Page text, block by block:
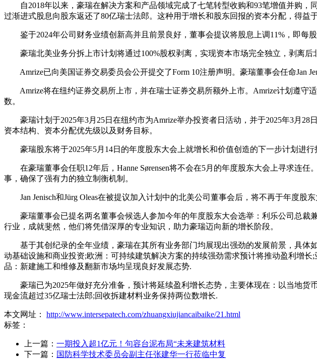
自2018年以来，豪瑞在解决方案和产品领域完成了七笔转型收购和93笔增值并购，
过渐进式股息向股东返还了80亿瑞士法郎。这种用于增长和股东回报的资本分配，得益
鉴于2024年公司财务业绩创新高并且前景良好，董事会提议将股息上调11%，即每股
豪瑞北美业务分拆上市计划将通过100%股权剥离，实现资本市场完全独立，剥离后
Amrize已向美国证券交易委员会公开提交了Form 10注册声明。豪瑞董事会任命Jan
Amrize将在纽约证券交易所上市，并在瑞士证券交易所额外上市。Amrize计划遵守
数。
豪瑞计划于2025年3月25日在纽约市为Amrize举办投资者日活动，并于2025年3月28
资本结构、资本分配优先级以及财务目标。
豪瑞股东将于2025年5月14日的年度股东大会上就增长和价值创造的下一步计划进行
在豪瑞董事会任职12年后，Hanne Sørensen将不会在5月的年度股东大会上寻求连任
事，确保了强有力的独立制衡机制。
Jan Jenisch和Jürg Oleas在被提议加入计划中的北美公司董事会后，将不再于年度股
豪瑞董事会已提名两名董事会候选人参加今年的年度股东大会选举：利乐公司总裁兼
行业，成就斐然，他们将凭借深厚的专业知识，助力豪瑞迈向新的增长阶段。
基于其创纪录的全年业绩，豪瑞在其所有业务部门均展现出强劲的发展前景，具体
动基础设施和商业投资;欧洲：可持续建筑解决方案的持续强劲需求预计将推动盈利增
品：新建施工和维修及翻新市场均呈现良好发展态势.
豪瑞已为2025年做好充分准备，预计将延续盈利增长态势，主要体现在：以当地货
现金流超过35亿瑞士法郎;回收拆建材料业务保持两位数增长.
本文网址： http://www.intersepatech.com/zhuangxiujiancaibaike/21.html
标签：
上一篇： 一期投入超1亿元！句容台泥布局“未来建筑材料
下一篇： 国防科学技术委员会副主任张建华一行莅临中复